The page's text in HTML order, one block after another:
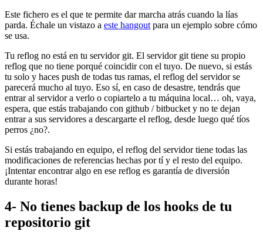
Este fichero es el que te permite dar marcha atrás cuando la lías
parda. Échale un vistazo a este hangout para un ejemplo sobre cómo
se usa.
Tu reflog no está en tu servidor git. El servidor git tiene su propio
reflog que no tiene porqué coincidir con el tuyo. De nuevo, si estás
tu solo y haces push de todas tus ramas, el reflog del servidor se
parecerá mucho al tuyo. Eso sí, en caso de desastre, tendrás que
entrar al servidor a verlo o copiartelo a tu máquina local… oh, vaya,
espera, que estás trabajando con github / bitbucket y no te dejan
entrar a sus servidores a descargarte el reflog, desde luego qué tíos
perros ¿no?.
Si estás trabajando en equipo, el reflog del servidor tiene todas las
modificaciones de referencias hechas por tí y el resto del equipo.
¡Intentar encontrar algo en ese reflog es garantía de diversión
durante horas!
4- No tienes backup de los hooks de tu
repositorio git